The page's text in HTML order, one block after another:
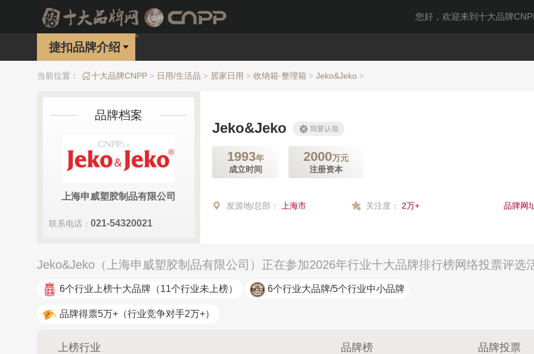
您好，欢迎来到十大品牌
捷扣品牌介绍
当前位置： 十大品牌CNPP > 日用/生活品 > 居家日用 > 收纳箱·整理箱 > Jeko&Jeko >
品牌档案
上海申威塑胶制品有限公司
联系电话： 021-54320021
Jeko&Jeko 我要认领
1993年
成立时间
2000万元
注册资本
发源地/总部： 上海市 关注度： 2万+ 品牌网
Jeko&Jeko（上海申威塑胶制品有限公司）正在参加2026年行业十大品牌排行榜网络投票评选
6个行业上榜十大品牌 （11个行业未上榜） 6个行业大品牌/5个行业中小品牌
品牌得票5万+ （行业竞争对手2万+）
上榜行业 品牌榜 品牌投票